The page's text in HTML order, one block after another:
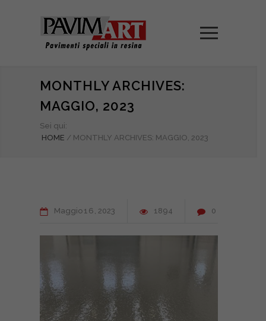
MONTHLY ARCHIVES:
MAGGIO, 2023
Sei qui:
HOME / MONTHLY ARCHIVES: MAGGIO, 2023
Maggio 16 2023 1894 0